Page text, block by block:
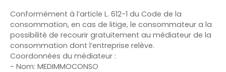
Conformément à l’article L. 612-1 du Code de la
consommation, en cas de litige, le consommateur a la
possibilité de recourir gratuitement au médiateur de la
consommation dont l’entreprise relève.
Coordonnées du médiateur :
- Nom: MEDIMMOCONSO